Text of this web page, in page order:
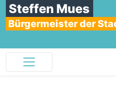
Steffen Mues
Bürgermeister der